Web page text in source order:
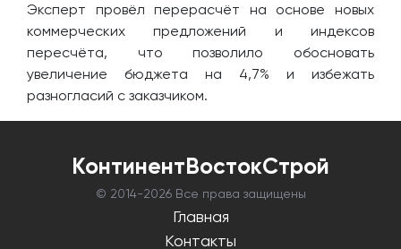
Эксперт провёл перерасчёт на основе новых
коммерческих предложений и индексов
пересчёта, что позволило обосновать
увеличение бюджета на 4,7% и избежать
разногласий с заказчиком.
КонтинентВостокСтрой
© 2014-2026 Все права защищены
Главная
Контакты